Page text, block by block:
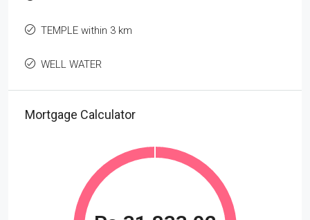
TEMPLE within 3 km
WELL WATER
Mortgage Calculator